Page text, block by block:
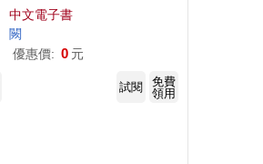
中文電子書
闕
優惠價: 0 元
試閱
免費
領用